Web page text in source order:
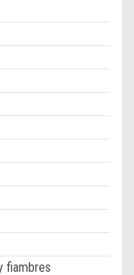
fiambres